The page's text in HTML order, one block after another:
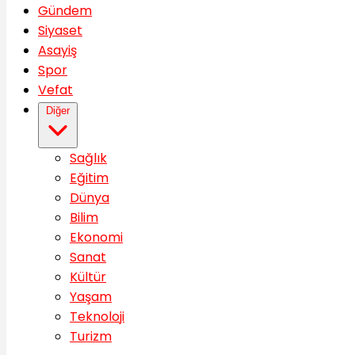
Gündem
Siyaset
Asayiş
Spor
Vefat
Diğer
Sağlık
Eğitim
Dünya
Bilim
Ekonomi
Sanat
Kültür
Yaşam
Teknoloji
Turizm